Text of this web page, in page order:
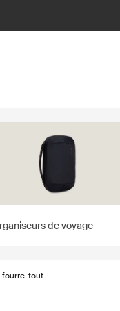
de voyage
fourre-tout